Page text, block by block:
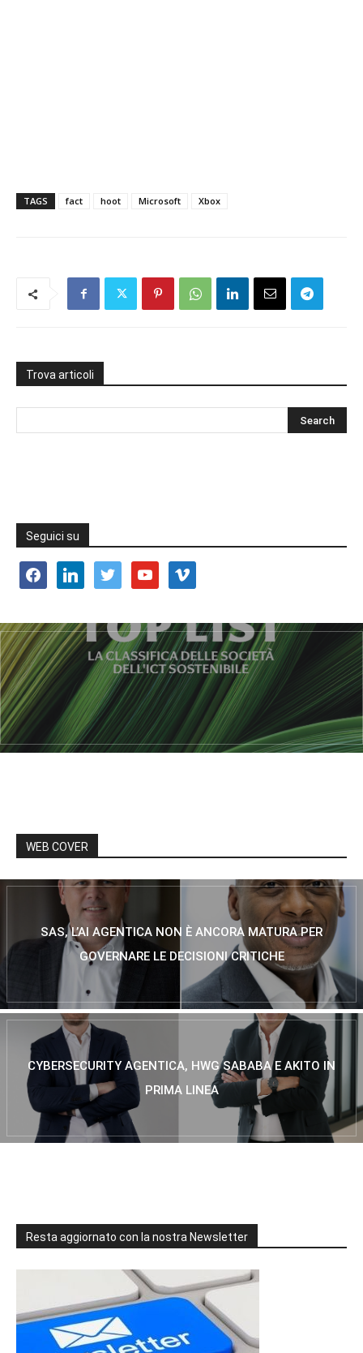
TAGS fact hoot Microsoft Xbox
Trova articoli
Seguici su
facebooklinkedin twitter youtube vimeo
WEB COVER
SAS, L’AI AGENTICA NON È ANCORA MATURA PER
GOVERNARE LE DECISIONI CRITICHE
CYBERSECURITY AGENTICA, HWG SABABA E AKITO IN
PRIMA LINEA
Resta aggiornato con la nostra Newsletter